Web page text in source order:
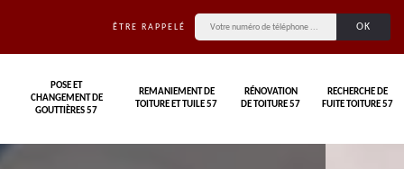
ÊTRE RAPPELÉ
POSE ET
CHANGEMENT DE
GOUTTIÈRES 57
REMANIEMENT DE
TOITURE ET TUILE 57
RÉNOVATION
DE TOITURE 57
RECHERCHE DE
FUITE TOITURE 57